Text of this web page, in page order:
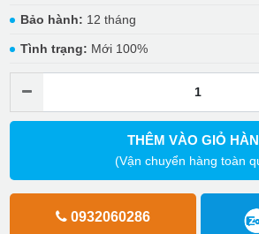
Bảo hành: 12 tháng
Tình trạng: Mới 100%
THÊM VÀO GIỎ
(Vận chuyển hàng toàn
0932060286